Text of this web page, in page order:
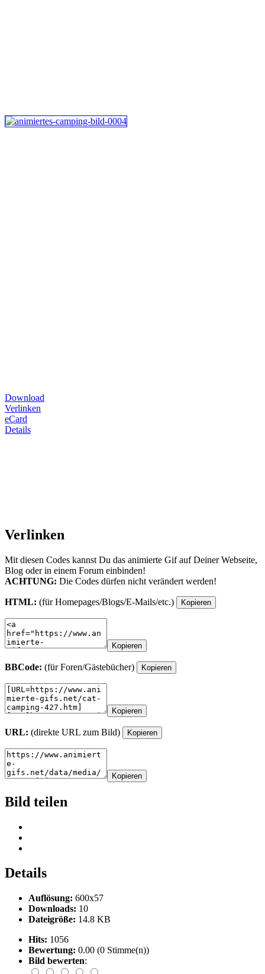
Download
Verlinken
eCard
Details
Verlinken
Mit diesen Codes kannst Du das animierte Gif auf Deiner Webseite,
Blog oder in einem Forum einbinden!
ACHTUNG: Die Codes dürfen nicht verändert werden!
HTML: (für Homepages/Blogs/E-Mails/etc.) Kopieren
Kopieren
BBCode: (für Foren/Gästebücher) Kopieren
Kopieren
URL: (direkte URL zum Bild) Kopieren
Kopieren
Bild teilen
Details
Auflösung: 600x57
Downloads: 10
Dateigröße: 14.8 KB
Hits: 1056
Bewertung: 0.00 (0 Stimme(n))
Bild bewerten: